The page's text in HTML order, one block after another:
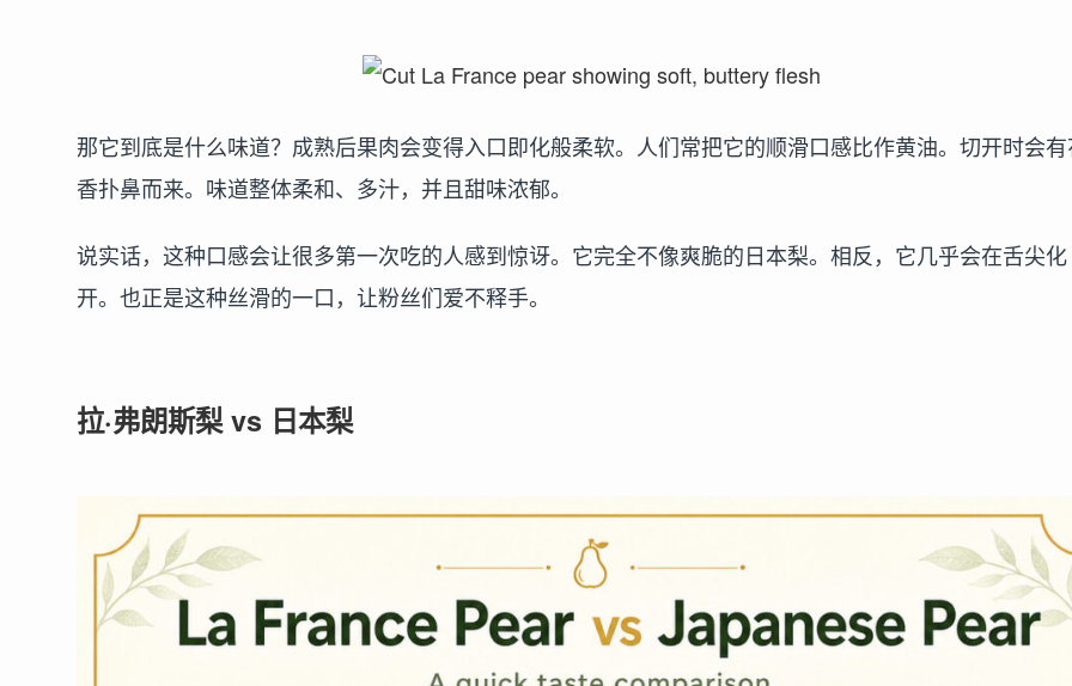
那它到底是什么味道？成熟后果肉会变得入口即化般柔软。人们常把它的顺滑口感比作黄油。切开时会
香扑鼻而来。味道整体柔和、多汁，并且甜味浓郁。
说实话，这种口感会让很多第一次吃的人感到惊讶。它完全不像爽脆的日本梨。相反，它几乎会在舌尖化
开。也正是这种丝滑的一口，让粉丝们爱不释手。
拉·弗朗斯梨 vs 日本梨